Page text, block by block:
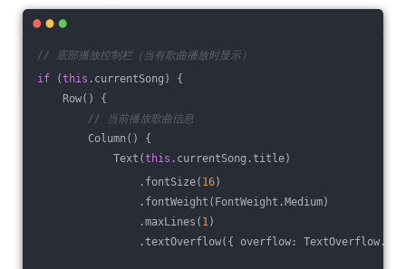
// 底部播放控制栏（当有歌曲播放时显示）
if (this .currentSong) {
Row() {
// 当前播放歌曲信息
Column() {
Text(this .currentSong.title)
.fontSize( 16)
.fontWeight(FontWeight.Medium)
.maxLines( 1)
.textOverflow({ overflow: